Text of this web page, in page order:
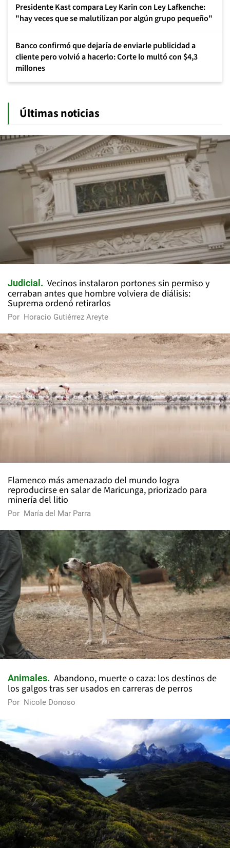
Presidente Kast compara Ley Karin con Ley Lafkenche:
"hay veces que se malutilizan por algún grupo pequeño"
Banco confirmó que dejaría de enviarle publicidad a
cliente pero volvió a hacerlo: Corte lo multó con $4,3
millones
Últimas noticias
Judicial
Vecinos instalaron portones sin permiso y
cerraban antes que hombre volviera de diálisis:
Suprema ordenó retirarlos
Por Horacio Gutiérrez Areyte
Flamenco más amenazado del mundo logra
reproducirse en salar de Maricunga, priorizado para
minería del litio
Por María del Mar Parra
Animales
Abandono, muerte o caza: los destinos de
los galgos tras ser usados en carreras de perros
Por Nicole Donoso